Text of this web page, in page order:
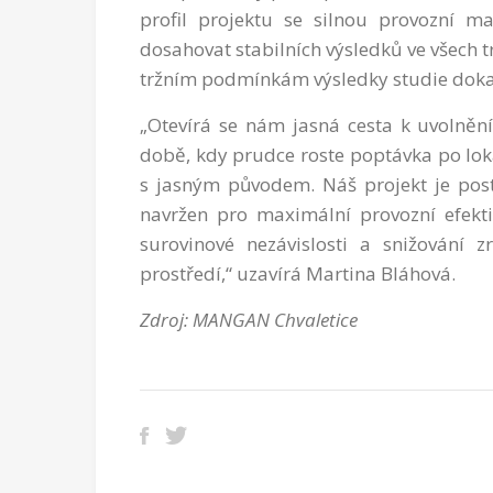
profil projektu se silnou provozní
dosahovat stabilních výsledků ve všech
tržním podmínkám výsledky studie
„Otevírá se nám jasná cesta k
době, kdy prudce roste poptávka po
s jasným původem. Náš projekt je
navržen pro maximální provozní
surovinové nezávislosti a snižování
prostředí,“ uzavírá Martina Bláhová.
Zdroj: MANGAN Chvaletice